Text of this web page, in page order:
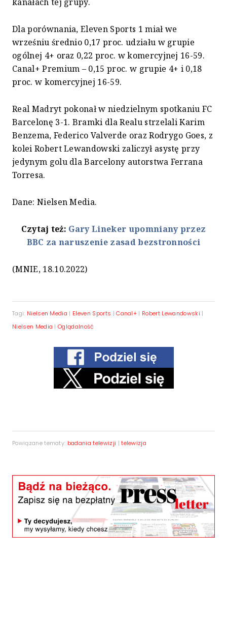
Dla porównania, Eleven Sports 1 miał we
wrześniu średnio 0,17 proc. udziału w grupie
ogólnej 4+ oraz 0,22 proc. w komercyjnej 16-59.
Canal+ Premium – 0,15 proc. w grupie 4+ i 0,18
proc. w komercyjnej 16-59.
Real Madryt pokonał w niedzielnym spotkaniu FC
Barcelonę 3-1. Bramki dla Realu strzelali Karim
Benzema, Federico Valverde oraz Rodrygo Goes, z
kolei Robert Lewandowski zaliczył asystę przy
jedynym golu dla Barcelony autorstwa Ferrana
Torresa.
Dane: Nielsen Media.
Czytaj też: Gary Lineker upomniany przez
BBC za naruszenie zasad bezstronności
(MNIE, 18.10.2022)
Tagi: Nielsen Media | Eleven Sports |Canal+ | Robert Lewandowski |
Nielsen Media |Oglądalność
Powiązane tematy: badania telewizji |telewizja